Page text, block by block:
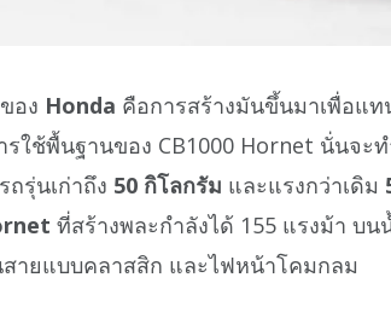
อง Honda คือการสร้างมันขึ้นมาเพื่อแ
รใช้พื้นฐานของ CB1000 Hornet นั่นจ
ถรุ่นเก่าถึง 50 กิโลกรัม และแรงกว่าเดิม
ที่สร้างพละกำลังได้ 155 แรงม้า บ
ายแบบคลาสสิก และไฟหน้าโคมกลม